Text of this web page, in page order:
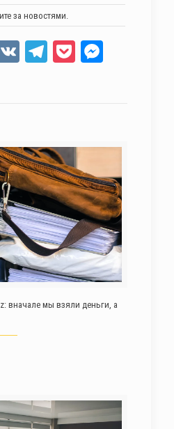
за новостями.
VK Telegram
Pocket
вначале мы взяли деньги, а